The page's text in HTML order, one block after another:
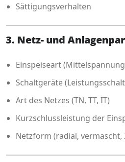
Sättigungsverhalten
3. Netz- und
Einspeiseart
Schaltgeräte
Art des Netzes (TN, TT, IT)
Kurzschlussleistung der
Netzform (radial, vermascht,